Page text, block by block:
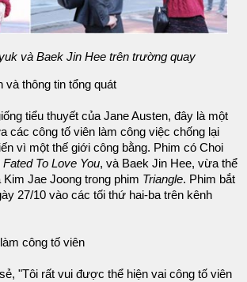
và Baek Jin Hee trên trường quay
và thông tin tổng quát
tiểu thuyết của Jane Austen, đây là một
các công tố viên làm công việc chống lại
vì một thế giới công bằng. Phim có Choi
Fated To Love You, và Baek Jin Hee, vừa thể
Kim Jae Joong trong phim Triangle. Phim bắt
27/10 vào các tối thứ hai-ba trên kênh
công tố viên
"Tôi rất vui được thể hiện vai công tố viên